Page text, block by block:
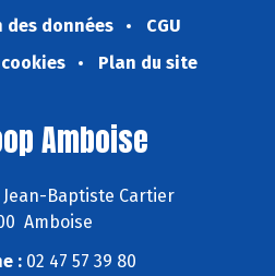
données
CGU
Plan du site
Amboise
Baptiste Cartier
Amboise
: 02 47 57 39 80